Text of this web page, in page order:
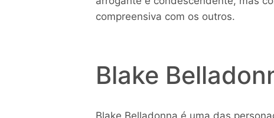
compreensiva com os outros.
Blake